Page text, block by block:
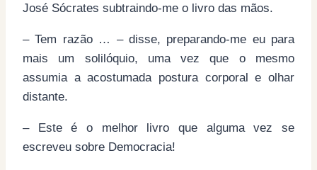
José Sócrates subtraindo-me o livro das mãos.
– Tem razão … – disse, preparando-me eu para
mais um solilóquio, uma vez que o mesmo
assumia a acostumada postura corporal e olhar
distante.
– Este é o melhor livro que alguma vez se
escreveu sobre Democracia!